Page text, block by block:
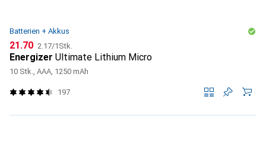
Batterien + Akkus
CHF
21.70 CHF
2.17/1Stk.
Energizer Ultimate Lithium Micro
10 Stk., AAA, 1250 mAh
197